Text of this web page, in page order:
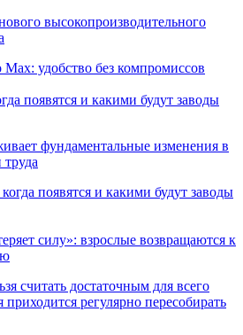
высокопроизводительного
появятся и какими будут заводы
фундаментальные изменения в
силу»: взрослые возвращаются к
считать достаточным для всего
регулярно пересобирать